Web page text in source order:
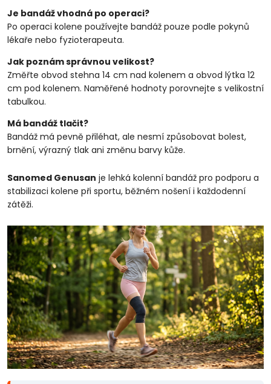
Je bandáž vhodná po operaci?
Po operaci kolene používejte bandáž pouze podle pokynů
lékaře nebo fyzioterapeuta.
Jak poznám správnou velikost?
Změřte obvod stehna 14 cm nad kolenem a obvod lýtka 12
cm pod kolenem. Naměřené hodnoty porovnejte s velikostní
tabulkou.
Má bandáž tlačit?
Bandáž má pevně přiléhat, ale nesmí způsobovat bolest,
brnění, výrazný tlak ani změnu barvy kůže.
Sanomed Genusan je lehká kolenní bandáž pro podporu a
stabilizaci kolene při sportu, běžném nošení i každodenní
zátěži.